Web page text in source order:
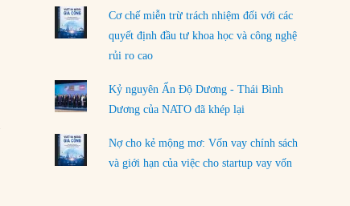
Cơ chế miễn trừ trách nhiệm đối với các
quyết định đầu tư khoa học và công nghệ
rủi ro cao
Kỷ nguyên Ấn Độ Dương - Thái Bình
Dương của NATO đã khép lại
Nợ cho kẻ mộng mơ: Vốn vay chính sách
và giới hạn của việc cho startup vay vốn